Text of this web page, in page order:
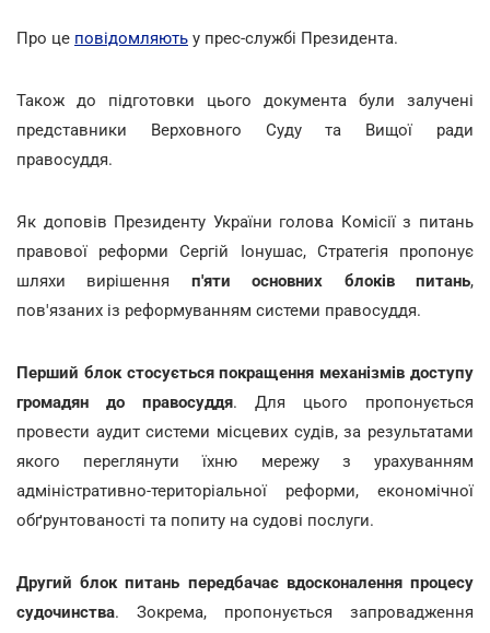
Про це повідомляють у прес-службі Президента.
Також до підготовки цього документа були залучені
представники Верховного Суду та Вищої ради
правосуддя.
Як доповів Президенту України голова Комісії з питань
правової реформи Сергій Іонушас, Стратегія пропонує
шляхи вирішення п'яти основних блоків питань,
пов'язаних із реформуванням системи правосуддя.
Перший блок стосується покращення механізмів доступу
громадян до правосуддя. Для цього пропонується
провести аудит системи місцевих судів, за результатами
якого переглянути їхню мережу з урахуванням
адміністративно-територіальної реформи, економічної
обґрунтованості та попиту на судові послуги.
Другий блок питань передбачає вдосконалення процесу
судочинства. Зокрема, пропонується запровадження